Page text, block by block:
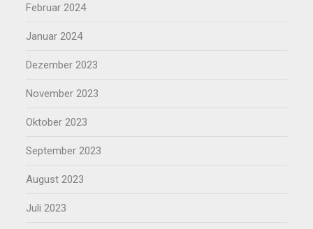
Februar 2024
Januar 2024
Dezember 2023
November 2023
Oktober 2023
September 2023
August 2023
Juli 2023